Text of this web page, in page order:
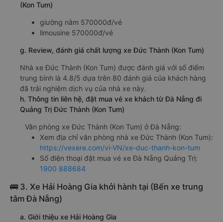
(Kon Tum)
giường nằm 570000đ/vé
limousine 570000đ/vé
g. Review, đánh giá chất lượng xe Đức Thành (Kon Tum)
Nhà xe Đức Thành (Kon Tum) được đánh giá với số điểm
trung bình là 4.8/5 dựa trên 80 đánh giá của khách hàng
đã trải nghiệm dịch vụ của nhà xe này.
h. Thông tin liên hệ, đặt mua vé xe khách từ Đà Nẵng đi
Quảng Trị Đức Thành (Kon Tum)
Văn phòng xe Đức Thành (Kon Tum) ở Đà Nẵng:
Xem địa chỉ văn phòng nhà xe Đức Thành (Kon Tum):
https://vexere.com/vi-VN/xe-duc-thanh-kon-tum
Số điện thoại đặt mua vé xe Đà Nẵng Quảng Trị:
1900 888684
🚌 3. Xe Hải Hoàng Gia khởi hành tại (Bến xe trung
tâm Đà Nẵng)
a. Giới thiệu xe Hải Hoàng Gia